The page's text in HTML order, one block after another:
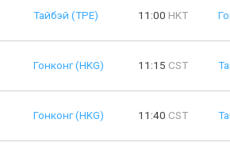
Тайбэй (TPE) 11:00 HKT
Гонконг (HKG) 11:15 CST
Гонконг (HKG) 11:40 CST